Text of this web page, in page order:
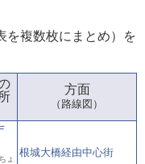
を複数枚にまとめ）を
方面
（路線図）
ょ
根城大橋経由中心街